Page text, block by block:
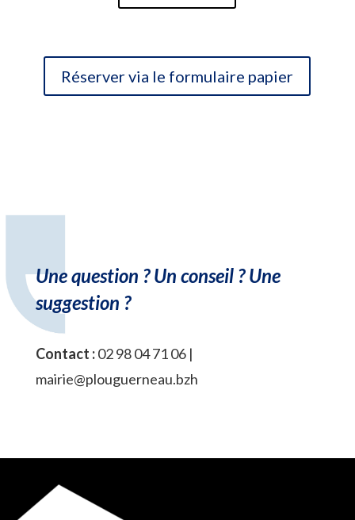
Réserver via le formulaire papier
Une question ? Un conseil ? Une
suggestion ?
Contact :02 98 04 71 06 |
mairie@plouguerneau.bzh